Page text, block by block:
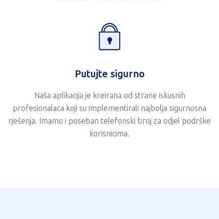
Putujte sigurno
Naša aplikacija je kreirana od strane iskusnih
profesionalaca koji su implementirali najbolja sigurnosna
rješenja. Imamo i poseban telefonski broj za odjel podrške
korisnicima.